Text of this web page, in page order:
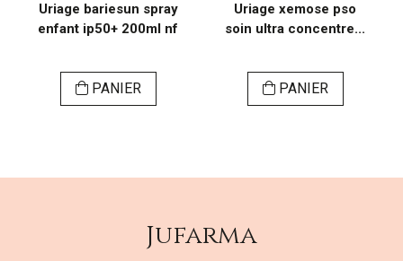
Uriage bariesun spray
enfant ip50+ 200ml nf
PANIER
Uriage xemose pso
soin ultra concentre...
PANIER
Jufarma